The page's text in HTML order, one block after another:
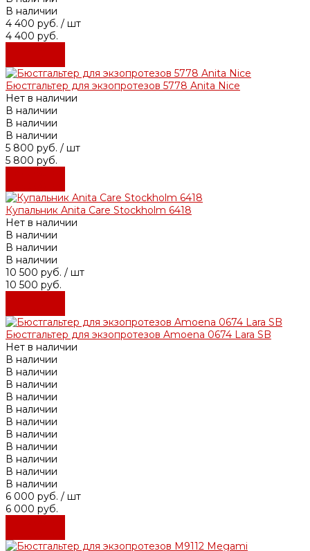
В наличии
4 400 руб. / шт
4 400 руб.
Бюстгальтер для экзопротезов 5778 Anita Nice
Нет в наличии
В наличии
В наличии
В наличии
5 800 руб. / шт
5 800 руб.
Купальник Anita Care Stockholm 6418
Нет в наличии
В наличии
В наличии
В наличии
10 500 руб. / шт
10 500 руб.
Бюстгальтер для экзопротезов Amoena 0674 Lara SB
Нет в наличии
В наличии
В наличии
В наличии
В наличии
В наличии
В наличии
В наличии
В наличии
В наличии
В наличии
В наличии
6 000 руб. / шт
6 000 руб.